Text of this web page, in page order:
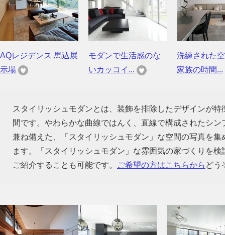
AQレジデンス 馬込展
示場
モダンで生活感のな
いカッコイ...
洗練された
家族の時間...
スタイリッシュモダンとは、装飾を排除したデザインが
間です。やわらかな曲線ではんく、直線で構成されたシ
兼ね備えた、「スタイリッシュモダン」な空間の写真を
ます。「スタイリッシュモダン」な雰囲気の家づくりを
ご紹介することも可能です。
ご希望の方はこちらから どう